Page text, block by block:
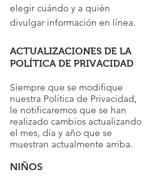
elegir cuándo y a quién
divulgar información en línea.
ACTUALIZACIONES DE LA
POLÍTICA DE PRIVACIDAD
Siempre que se modifique
nuestra Política de Privacidad,
le notificaremos que se han
realizado cambios actualizando
el mes, día y año que se
muestran actualmente arriba.
NIÑOS